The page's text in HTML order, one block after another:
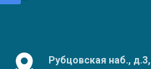
Рубцовская наб., д.3,